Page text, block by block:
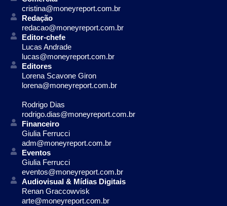
cristina@moneyreport.com.br
Redação
redacao@moneyreport.com.br
Editor-chefe
Lucas Andrade
lucas@moneyreport.com.br
Editores
Lorena Scavone Giron
lorena@moneyreport.com.br
Rodrigo Dias
rodrigo.dias@moneyreport.com.br
Financeiro
Giulia Ferrucci
adm@moneyreport.com.br
Eventos
Giulia Ferrucci
eventos@moneyreport.com.br
Audiovisual & Mídias Digitais
Renan Graccowvisk
arte@moneyreport.com.br